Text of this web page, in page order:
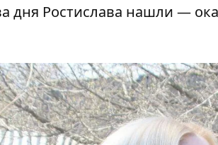
дня Ростислава нашли —